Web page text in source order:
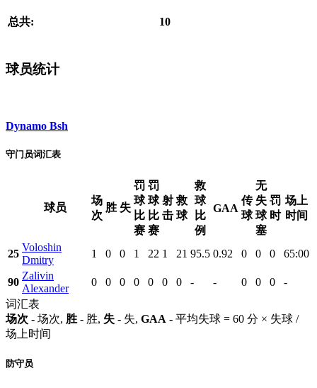
总共: 10
球员统计
Dynamo Bsh
守门员词汇表
球员
场
次
胜 失
罚
球
比
赛
罚
球
比
赛
射
击
救
球
救
球
比
例
GAA
传
球
无
失
球
塞
罚
时
场上
时间
25
Voloshin
Dmitry
1 0 0 1 22 1 21 95.5 0.92 0 0 0 65:00
90
Zalivin
Alexander
0 0 0 0 0 0 0 - - 0 0 0
-
词汇表
场次 - 场次, 胜 - 胜, 失 - 失, GAA - 平均失球 = 60 分 × 失球 /
场上时间
防守员